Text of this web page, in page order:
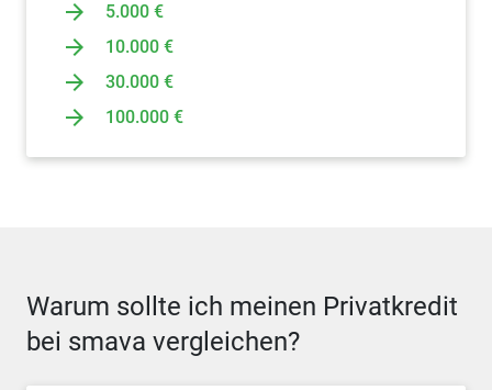
5.000 €
10.000 €
30.000 €
100.000 €
Warum sollte ich meinen Privatkredit
bei smava vergleichen?